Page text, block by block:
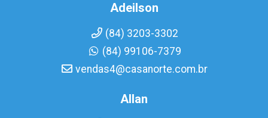
Adeilson
(84) 3203-3302
(84) 99106-7379
vendas4@casanorte.com.br
Allan